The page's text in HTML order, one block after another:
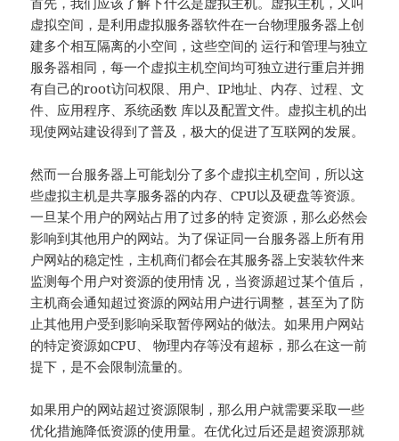
虚拟空间，是利用虚拟服务器软件在一台物理服务器上创
建多个相互隔离的小空间，这些空间的 运行和管理与独立
服务器相同，每一个虚拟主机空间均可独立进行重启并拥
有自己的root访问权限、用户、IP地址、内存、过程、文
件、应用程序、系统函数 库以及配置文件。虚拟主机的出
现使网站建设得到了普及，极大的促进了互联网的发展。
然而一台服务器上可能划分了多个虚拟主机空间，所以这
些虚拟主机是共享服务器的内存、CPU以及硬盘等资源。
一旦某个用户的网站占用了过多的特 定资源，那么必然会
影响到其他用户的网站。为了保证同一台服务器上所有用
户网站的稳定性，主机商们都会在其服务器上安装软件来
监测每个用户对资源的使用情 况，当资源超过某个值后，
主机商会通知超过资源的网站用户进行调整，甚至为了防
止其他用户受到影响采取暂停网站的做法。如果用户网站
的特定资源如CPU、 物理内存等没有超标，那么在这一前
提下，是不会限制流量的。
如果用户的网站超过资源限制，那么用户就需要采取一些
优化措施降低资源的使用量。在优化过后还是超资源那就